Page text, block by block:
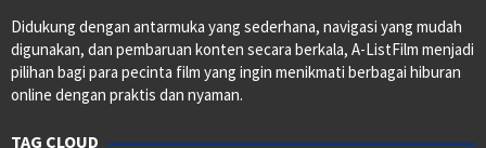
Didukung dengan antarmuka yang sederhana, navigasi yang mudah
digunakan, dan pembaruan konten secara berkala, A-ListFilm menjadi
pilihan bagi para pecinta film yang ingin menikmati berbagai hiburan
online dengan praktis dan nyaman.
TAG CLOUD